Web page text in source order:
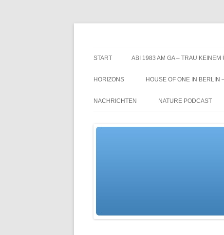
START ABI 1983 AM GA – TRAU KEINEM
HORIZONS HOUSE OF ONE IN BERLIN
NACHRICHTEN NATURE PODCAST